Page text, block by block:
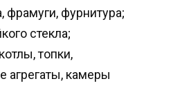
фрамуги, фурнитура;
стекла;
топки,
агрегаты, камеры